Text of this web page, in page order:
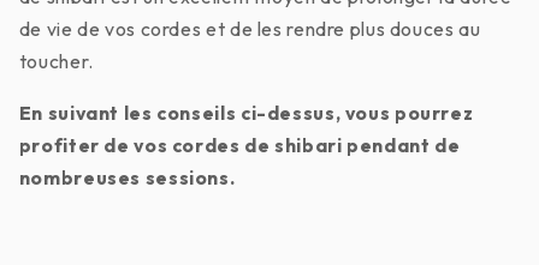
de vie de vos cordes et de les rendre plus douces au
toucher.
En suivant les conseils ci-dessus, vous pourrez
profiter de vos cordes de shibari pendant de
nombreuses sessions.